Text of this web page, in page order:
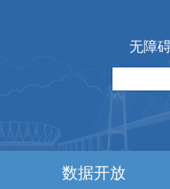
无障
数据开放